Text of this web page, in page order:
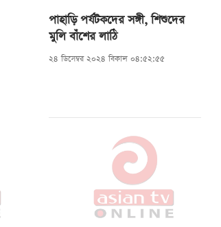
পাহাড়ি পর্যটকদের সঙ্গী, শিশুদের
মুলি বাঁশের লাঠি
২৪ ডিসেম্বর ২০২৪ বিকাল ০৪:৫২:৫৫